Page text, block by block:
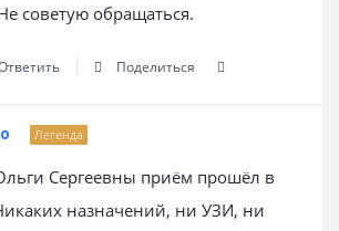
советую обращаться.
Поделиться
Легенда
Сергеевны приём прошёл в
назначений, ни УЗИ, ни